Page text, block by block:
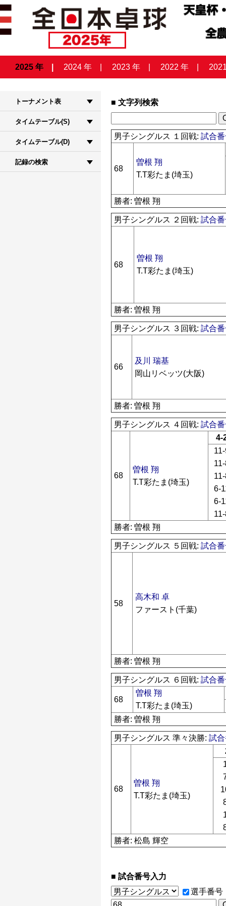
2025 年 2024 年 2023 年 2022 年
トーナメント表
タイムテーブル(S)
タイムテーブル(D)
記録の検索
文字列検索
男子シングルス １回戦:試合
68
曽根 翔
T.T彩たま(埼玉)
勝者: 曽根 翔
男子シングルス ２回戦:試合
68
曽根 翔
T.T彩たま(埼玉)
勝者: 曽根 翔
男子シングルス ３回戦:試合
66
及川 瑞基
岡山リベッツ(大阪)
勝者: 曽根 翔
男子シングルス ４回戦:試合
68
曽根 翔
T.T彩たま(埼玉)
4-
6-
6-
勝者: 曽根 翔
男子シングルス ５回戦:試合
58
高木和 卓
ファースト(千葉)
勝者: 曽根 翔
男子シングルス ６回戦:試合
68
曽根 翔
T.T彩たま(埼玉)
勝者: 曽根 翔
男子シングルス 準々決勝:試
68
曽根 翔
T.T彩たま(埼玉)
勝者: 松島 輝空
試合番号入力
選手番号